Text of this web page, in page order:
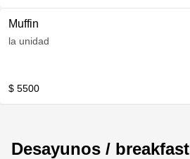
Muffin
la unidad
$ 5500
Desayunos / breakfast